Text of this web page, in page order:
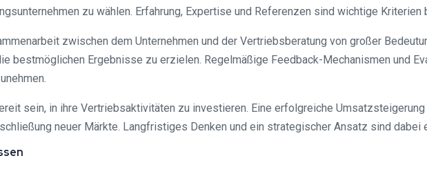
zu wählen. Erfahrung, Expertise und Referenzen sind wichtige
zwischen dem Unternehmen und der Vertriebsberatung von großer
bestmöglichen Ergebnisse zu erzielen. Regelmäßige Feedback-Mechanismen und
sein, in ihre Vertriebsaktivitäten zu investieren. Eine erfolgreiche
neuer Märkte. Langfristiges Denken und ein strategischer Ansatz sind